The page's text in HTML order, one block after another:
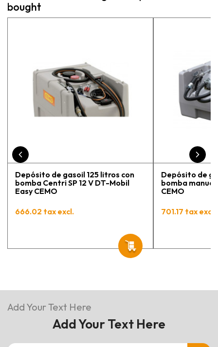
bought
Depósito de gasoil 125 litros con
bomba Centri SP 12 V DT-Mobil
Easy CEMO
666.02 tax excl.
Depósito de
bomba
CEMO
701.17 tax excl.
Add Your Text Here
Add Your Text Here